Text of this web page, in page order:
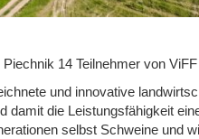
14 Teilnehmer von
und innovative
damit die Leistungsfähigkeit
selbst Schweine und